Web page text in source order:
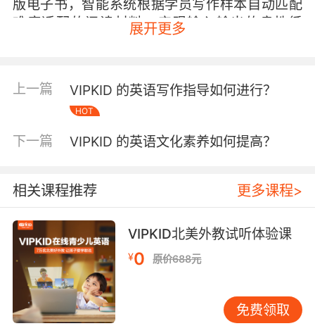
版电子书，智能系统根据学员写作样本自动匹配
难度适配的阅读材料，实现输入输出的良性循
环。 三、个性化反馈机制精准赋能 AI智能批改系
批注形成机器+人文双维度反馈。剑桥大学语言测
评中心验证，该混合式批改模式较传统方式纠错
准确率提高28%。针对L5以上学员，平台推出创
意写作工坊，外教运用过程写作法，通过头脑风
暴、同行互评、多稿修订等环节，重点培养批判
课程融入西方文学元素解析，《夏洛的网》精读
课设计角色书信写作任务，学员以不同视角撰写
人物信件。这种文化浸润式教学有效消解中式英
语思维，MIT跨文化交际研究显示，VIPKID学员
文化敏感度指标超出同龄人均值41%。平台定期
举办的全球少年作家赛，更搭建起跨国籍写作交
流平台，激发多元文化视角。 五、家校协同共育
长效机制 家长端APP同步课程进度与能力图谱，
展开更多
上一篇 VIPKID 的英语写作指导如何进行？
HOT
下一篇 VIPKID 的英语文化素养如何提高？
相关课程推荐 更多课程>
VIPKID北美外教试听体验课
¥0 原价688元
免费领取